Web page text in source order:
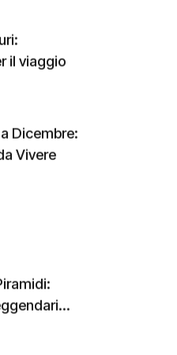
il viaggio
Dicembre:
Vivere